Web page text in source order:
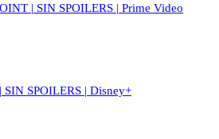
| SIN SPOILERS | Prime Video
SPOILERS | Disney+